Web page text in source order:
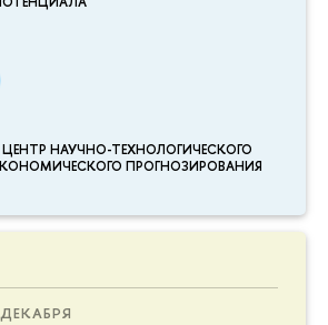
НАУЧНО-ТЕХНОЛОГИЧЕСКОГО
ПРОГНОЗИРОВАНИЯ